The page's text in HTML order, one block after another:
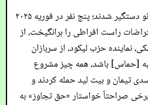
ده سرباز پس از افشای این ویدئو دستگیر شدند؛ پنج نفر در فوریه ۲۰۲۵
راست افراطی را برانگیخت، از
نماینده حزب لیکود، از سربازان
[حماس] باشد، همه چیز مشروع
تیمان و بیت لید حمله کردند و
صراحتاً خواستار «حق تجاوز» به